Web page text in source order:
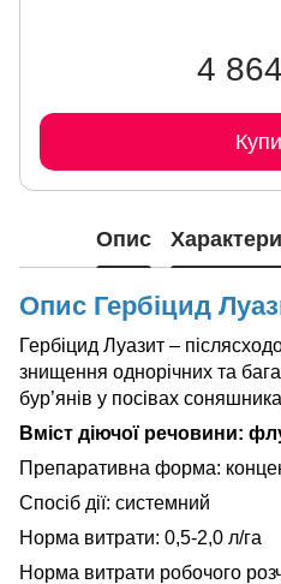
4
Опис
Опис Гербіцид
Гербіцид Луазит –
знищення однорічних та
бур’янів у посівах
Вміст діючої речовини:
Препаративна форма:
Спосіб дії: системний
Норма витрати: 0,5-2,0 л/га
Норма витрати робочого